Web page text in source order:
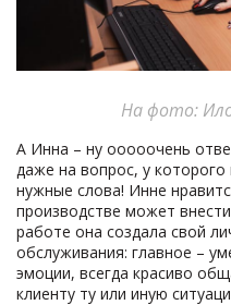
На фото:
А Инна – ну ооооочень
даже на вопрос, у
нужные слова! Инне
производстве может
работе она создала свой
обслуживания: главное –
эмоции, всегда красиво
клиенту ту или иную